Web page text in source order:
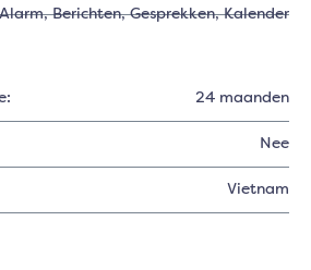
Alarm, Berichten, Gesprekken, Kalender
24 maanden
Nee
Vietnam